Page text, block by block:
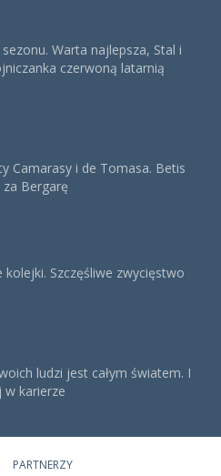
Warta najlepsza, Stal i
czerwoną latarnią
Camarasy i de Tomasa. Betis
Bergarę
Szczęśliwe zwycięstwo
ludzi jest całym światem. I
w karierze
PARTNERZY